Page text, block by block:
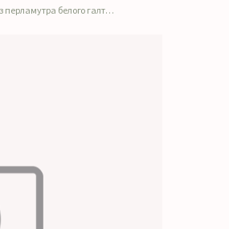
белого галтовка от 11*9 до 16*9 мм